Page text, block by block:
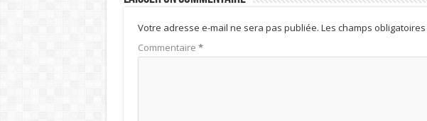
Votre adresse e-mail ne sera pas publiée. Les champs
Commentaire *